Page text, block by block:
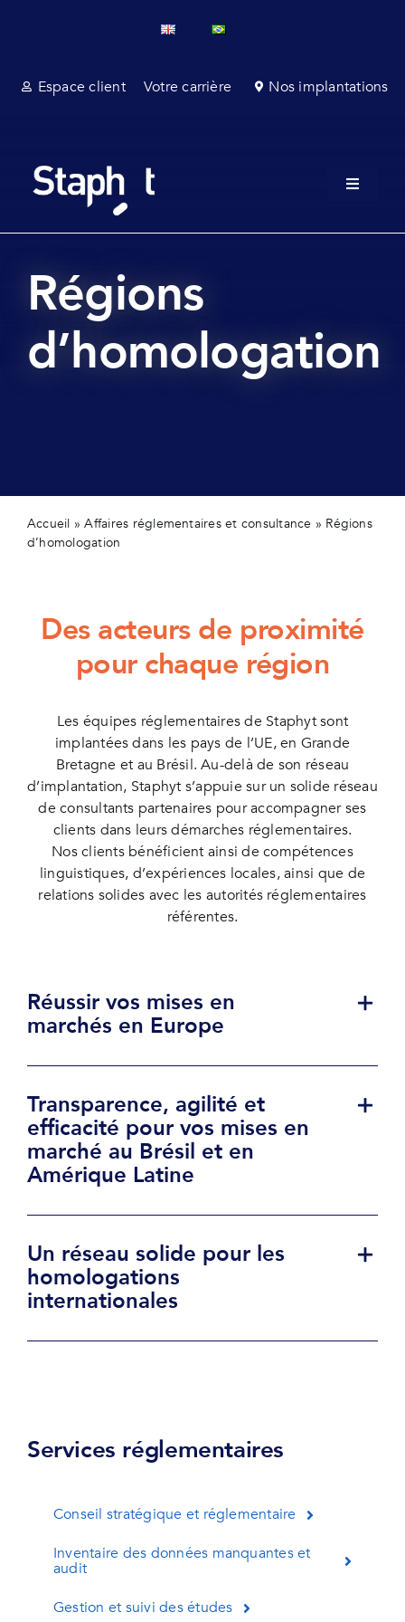
Espace client
Votre carrière Nos implantations
Toggle
Affaires
Régions
d’homologation
Accueil »Affaires réglementaires et consultance » Régions
d’homologation
Des acteurs de proximité
pour chaque région
Les équipes réglementaires de Staphyt sont
implantées dans les pays de l’UE, en Grande
Bretagne et au Brésil. Au-delà de son réseau
d’implantation, Staphyt s’appuie sur un solide réseau
de consultants partenaires pour accompagner ses
clients dans leurs démarches réglementaires.
Nos clients bénéficient ainsi de compétences
linguistiques, d’expériences locales, ainsi que de
relations solides avec les autorités réglementaires
référentes.
Réussir vos mises en
marchés en Europe
Transparence, agilité et
efficacité pour vos mises en
marché au Brésil et en
Amérique Latine
Un réseau solide pour les
homologations
internationales
Services réglementaires
Conseil stratégique et réglementaire
Inventaire des données manquantes et
audit
Gestion et suivi des études